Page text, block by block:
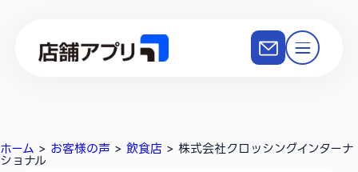
ホーム > お客様の声 > 飲食店 > 株式会社クロッシングインターナ
ショナル